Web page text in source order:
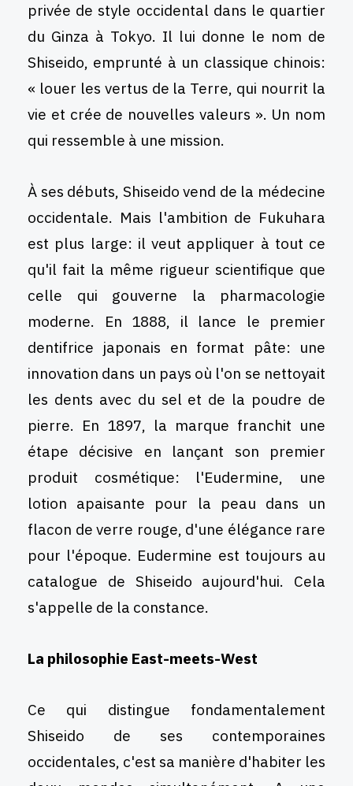
privée de style occidental dans le quartier
du Ginza à Tokyo. Il lui donne le nom de
Shiseido, emprunté à un classique chinois:
« louer les vertus de la Terre, qui nourrit la
vie et crée de nouvelles valeurs ». Un nom
qui ressemble à une mission.
À ses débuts, Shiseido vend de la médecine
occidentale. Mais l'ambition de Fukuhara
est plus large: il veut appliquer à tout ce
qu'il fait la même rigueur scientifique que
celle qui gouverne la pharmacologie
moderne. En 1888, il lance le premier
dentifrice japonais en format pâte: une
innovation dans un pays où l'on se nettoyait
les dents avec du sel et de la poudre de
pierre. En 1897, la marque franchit une
étape décisive en lançant son premier
produit cosmétique: l'Eudermine, une
lotion apaisante pour la peau dans un
flacon de verre rouge, d'une élégance rare
pour l'époque. Eudermine est toujours au
catalogue de Shiseido aujourd'hui. Cela
s'appelle de la constance.
La philosophie East-meets-West
Ce qui distingue fondamentalement
Shiseido de ses contemporaines
occidentales, c'est sa manière d'habiter les